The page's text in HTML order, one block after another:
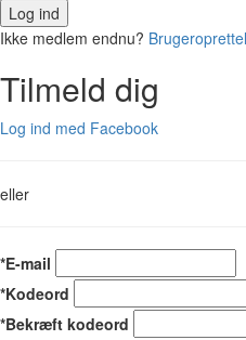
Log ind
Ikke medlem endnu?
Tilmeld dig
Log ind med Facebook
eller
*E-mail
*Kodeord
*Bekræft kodeord